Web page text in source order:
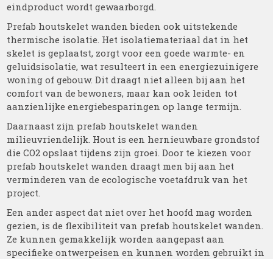
eindproduct wordt gewaarborgd.
Prefab houtskelet wanden bieden ook uitstekende
thermische isolatie. Het isolatiemateriaal dat in het
skelet is geplaatst, zorgt voor een goede warmte- en
geluidsisolatie, wat resulteert in een energiezuinigere
woning of gebouw. Dit draagt niet alleen bij aan het
comfort van de bewoners, maar kan ook leiden tot
aanzienlijke energiebesparingen op lange termijn.
Daarnaast zijn prefab houtskelet wanden
milieuvriendelijk. Hout is een hernieuwbare grondstof
die CO2 opslaat tijdens zijn groei. Door te kiezen voor
prefab houtskelet wanden draagt men bij aan het
verminderen van de ecologische voetafdruk van het
project.
Een ander aspect dat niet over het hoofd mag worden
gezien, is de flexibiliteit van prefab houtskelet wanden.
Ze kunnen gemakkelijk worden aangepast aan
specifieke ontwerpeisen en kunnen worden gebruikt in